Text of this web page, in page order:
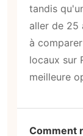
tandis
aller de 25
à
locaux sur
meilleure
Comment